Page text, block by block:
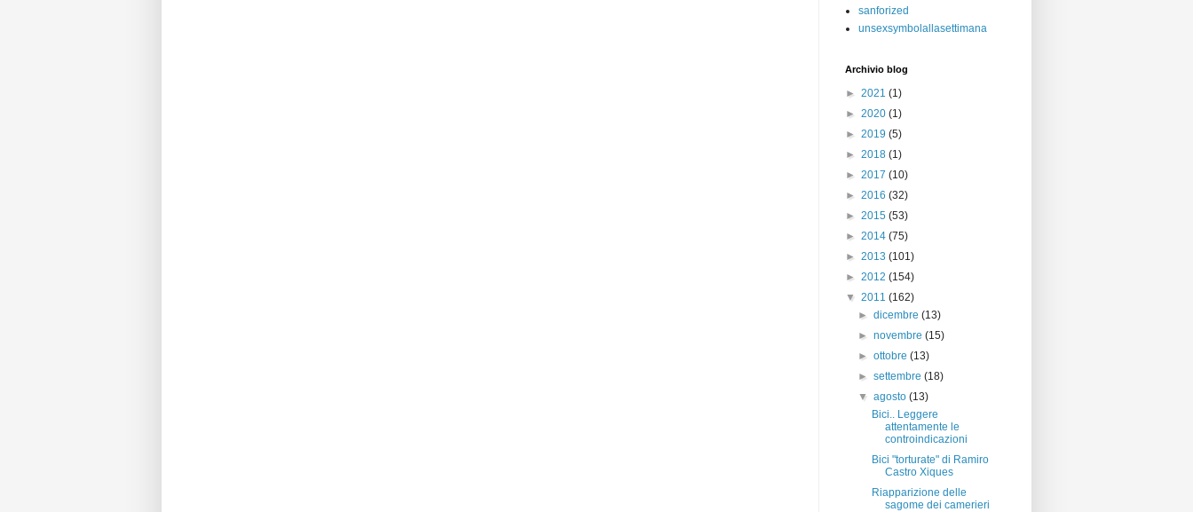
sanforized
unsexsymbolallasettimana
Archivio blog
► 2021 (1)
► 2020 (1)
► 2019 (5)
► 2018 (1)
► 2017 (10)
► 2016 (32)
► 2015 (53)
► 2014 (75)
► 2013 (101)
► 2012 (154)
▼ 2011 (162)
►dicembre(13)
►novembre(15)
►ottobre(13)
►settembre(18)
▼agosto(13)
Bici.. Leggere
attentamente le
controindicazioni
Bici "torturate" di Ramiro
Castro Xiques
Riapparizione delle
sagome dei camerieri